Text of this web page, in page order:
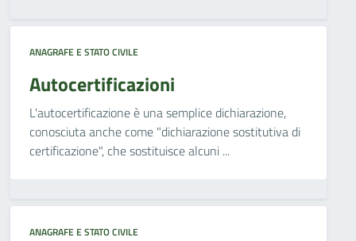
ANAGRAFE E STATO CIVILE
Autocertificazioni
L'autocertificazione è una semplice dichiarazione,
conosciuta anche come "dichiarazione sostitutiva di
certificazione", che sostituisce alcuni ...
ANAGRAFE E STATO CIVILE